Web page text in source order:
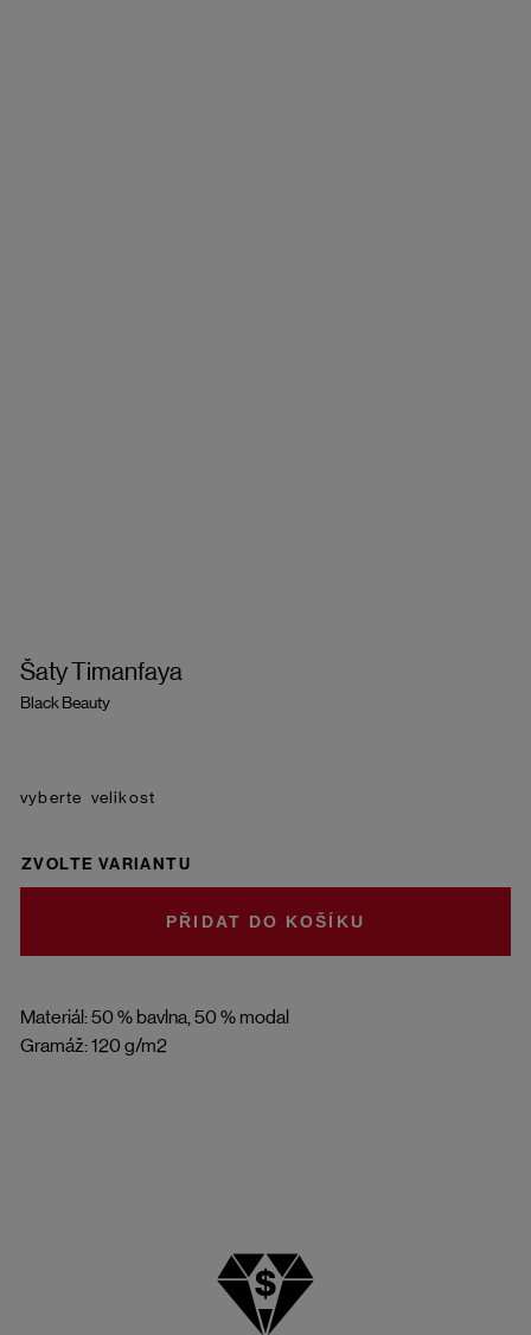
Šaty Timanfaya
Black Beauty
Materiál: 50 % bavlna, 50 % modal
Gramáž: 120 g/m2
velikost
ZVOLTE VARIANTU
DO KOŠÍKU